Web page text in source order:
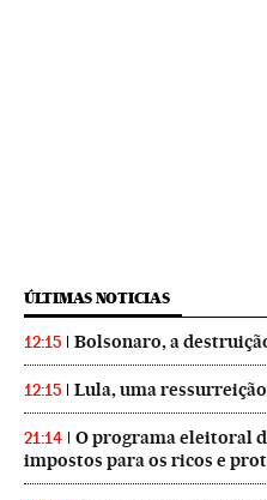
ÚLTIMAS NOTICIAS
12:15 Bolsonaro, a
12:15 Lula, uma ressurreição
21:14
O programa eleitoral
impostos para os ricos e